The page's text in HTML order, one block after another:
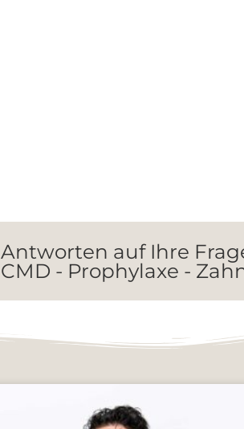
Antworten auf Ihre
CMD - Prophylaxe -